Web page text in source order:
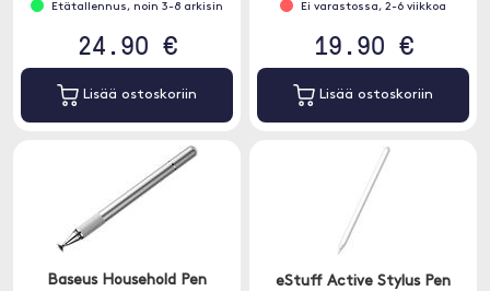
Etätallennus, noin 3-8 arkisin
24.90 €
Lisää ostoskoriin
Ei varastossa, 2-6 viikkoa
19.90 €
Lisää ostoskoriin
Baseus Household Pen eStuff Active Stylus Pen